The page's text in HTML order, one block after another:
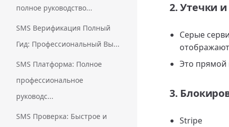
полное руководство...
SMS Верификация Полный
Гид: Профессиональный Вы...
SMS Платформа: Полное
профессиональное
руководс...
SMS Проверка: Быстрое и
2. Утечки
Серые
Это прямой
3.
Stripe